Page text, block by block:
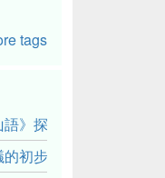
tags
》探討「我們的」立
初步觀察